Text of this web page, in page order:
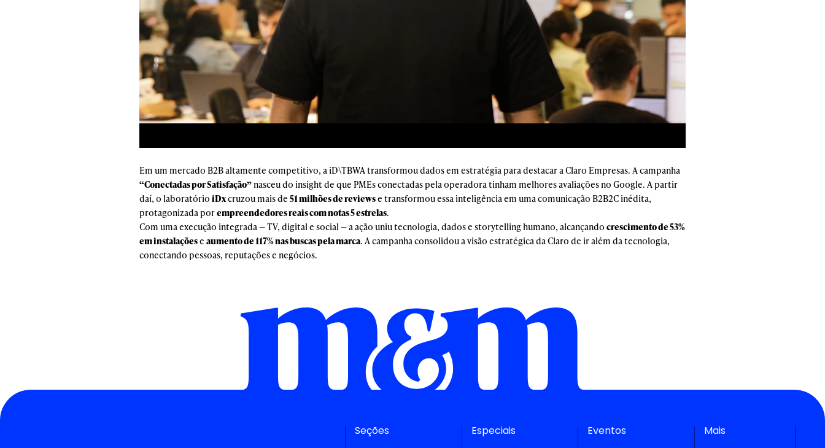
Em um mercado B2B altamente competitivo, a iD\TBWA transformou dados em estratégia para destacar a Claro Empresas. A campanha
“Conectadas por Satisfação”nasceu do insight de que PMEs conectadas pela operadora tinham melhores avaliações no Google. A partir
daí, o laboratório iDxcruzou mais de 51 milhões de reviewse transformou essa inteligência em uma comunicação B2B2C inédita,
protagonizada porempreendedores reais com notas 5 estrelas.
Com uma execução integrada — TV, digital e social — a ação uniu tecnologia, dados e storytelling humano, alcançando crescimento de 53%
em instalaçõese aumento de 117% nas buscas pela marca. A campanha consolidou a visão estratégica da Claro de ir além da tecnologia,
conectando pessoas, reputações e negócios.
Seções Especiais Eventos Mais